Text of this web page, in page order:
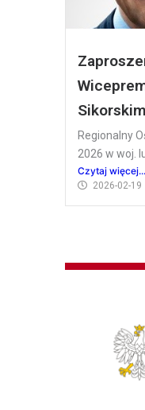
Sikorskim
Regionalny
2026 w woj.
Czytaj więcej...
2026-02-19